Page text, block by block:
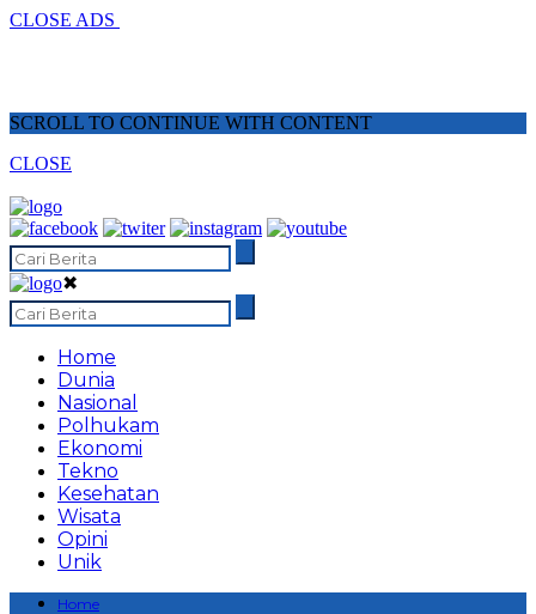
CLOSE ADS
SCROLL TO CONTINUE WITH CONTENT
CLOSE
✖
Home
Dunia
Nasional
Polhukam
Ekonomi
Tekno
Kesehatan
Wisata
Opini
Unik
Home